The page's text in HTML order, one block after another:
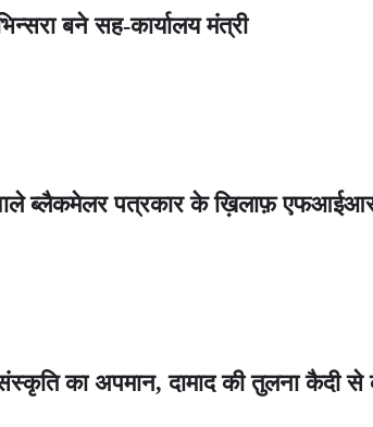
बने सह-कार्यालय मंत्री
ब्लैकमेलर पत्रकार के ख़िलाफ़
का अपमान, दामाद की तुलना कैदी से